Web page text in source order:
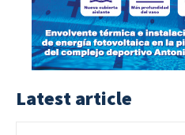
Latest article